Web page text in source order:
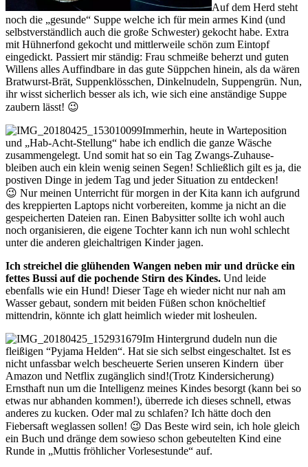
Auf dem Herd steht
noch die „gesunde“ Suppe welche ich für mein armes Kind (und
selbstverständlich auch die große Schwester) gekocht habe. Extra
mit Hühnerfond gekocht und mittlerweile schön zum Eintopf
eingedickt. Passiert mir ständig: Frau schmeiße beherzt und guten
Willens alles Auffindbare in das gute Süppchen hinein, als da wären
Bratwurst-Brät, Suppenklösschen, Dinkelnudeln, Suppengrün. Nun,
ihr wisst sicherlich besser als ich, wie sich eine anständige Suppe
zaubern lässt! 😉
Immerhin, heute in Warteposition
und „Hab-Acht-Stellung“ habe ich endlich die ganze Wäsche
zusammengelegt. Und somit hat so ein Tag Zwangs-Zuhause-
bleiben auch ein klein wenig seinen Segen! Schließlich gilt es ja, die
postiven Dinge in jedem Tag und jeder Situation zu entdecken!
😉 Nur meinen Unterricht für morgen in der Kita kann ich aufgrund
des kreppierten Laptops nicht vorbereiten, komme ja nicht an die
gespeicherten Dateien ran. Einen Babysitter sollte ich wohl auch
noch organisieren, die eigene Tochter kann ich nun wohl schlecht
unter die anderen gleichaltrigen Kinder jagen.
Ich streichel die glühenden Wangen neben mir und drücke ein
fettes Bussi auf die pochende Stirn des Kindes. Und leide
ebenfalls wie ein Hund! Dieser Tage eh wieder nicht nur nah am
Wasser gebaut, sondern mit beiden Füßen schon knöcheltief
mittendrin, könnte ich glatt heimlich wieder mit losheulen.
Im Hintergrund dudeln nun die
fleißigen “Pyjama Helden“. Hat sie sich selbst eingeschaltet. Ist es
nicht unfassbar welch bescheuerte Serien unseren Kindern über
Amazon und Netflix zugänglich sind!(Trotz Kindersicherung)
Ernsthaft nun um die Intelligenz meines Kindes besorgt (kann bei so
etwas nur abhanden kommen!), überrede ich dieses schnell, etwas
anderes zu kucken. Oder mal zu schlafen? Ich hätte doch den
Fiebersaft weglassen sollen! 😉 Das Beste wird sein, ich hole gleich
ein Buch und dränge dem sowieso schon gebeutelten Kind eine
Runde in „Muttis fröhlicher Vorlesestunde“ auf.